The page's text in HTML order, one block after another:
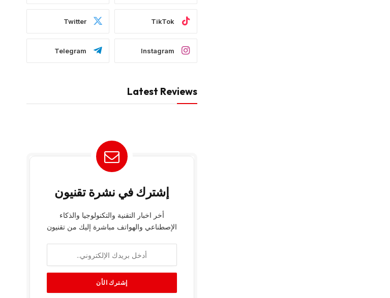
TikTok
Twitter
Instagram
Telegram
Latest Reviews
إشترك في نشرة تقنيون
أخر اخبار التقنية والتكنولوجيا والذكاء
الإصطناعي والهواتف مباشرة إليك من تقنيون